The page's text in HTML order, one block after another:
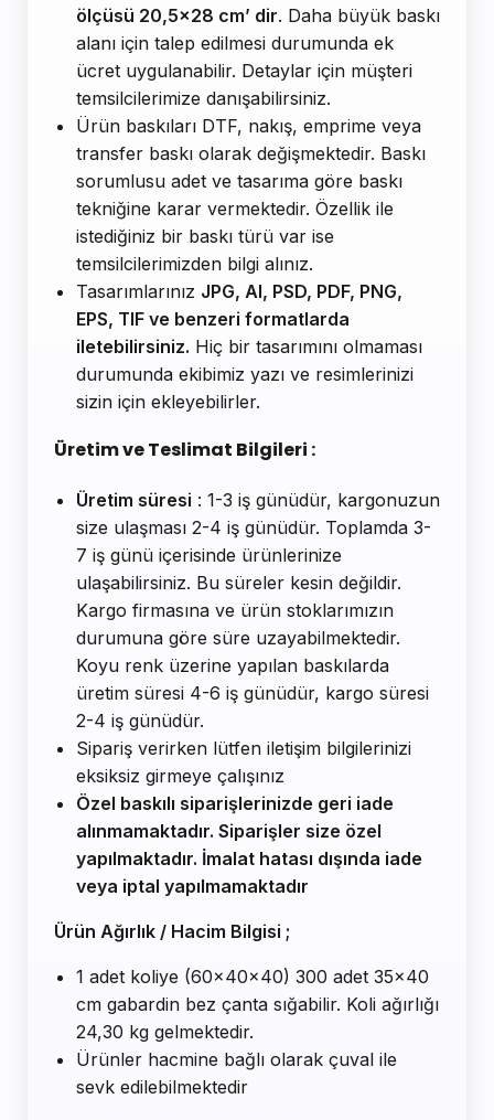
ölçüsü 20,5x28 cm’ dir. Daha büyük baskı
alanı için talep edilmesi durumunda ek
ücret uygulanabilir. Detaylar için müşteri
temsilcilerimize danışabilirsiniz.
Ürün baskıları DTF, nakış, emprime veya
transfer baskı olarak değişmektedir. Baskı
sorumlusu adet ve tasarıma göre baskı
tekniğine karar vermektedir. Özellik ile
istediğiniz bir baskı türü var ise
temsilcilerimizden bilgi alınız.
Tasarımlarınız JPG, AI, PSD, PDF, PNG,
EPS, TIF ve benzeri formatlarda
iletebilirsiniz. Hiç bir tasarımını olmaması
durumunda ekibimiz yazı ve resimlerinizi
sizin için ekleyebilirler.
Üretim ve Teslimat Bilgileri :
Üretim süresi : 1-3 iş günüdür, kargonuzun
size ulaşması 2-4 iş günüdür. Toplamda 3-
7 iş günü içerisinde ürünlerinize
ulaşabilirsiniz. Bu süreler kesin değildir.
Kargo firmasına ve ürün stoklarımızın
durumuna göre süre uzayabilmektedir.
Koyu renk üzerine yapılan baskılarda
üretim süresi 4-6 iş günüdür, kargo süresi
2-4 iş günüdür.
Sipariş verirken lütfen iletişim bilgilerinizi
eksiksiz girmeye çalışınız
Özel baskılı siparişlerinizde geri iade
alınmamaktadır. Siparişler size özel
yapılmaktadır. İmalat hatası dışında iade
veya iptal yapılmamaktadır
Ürün Ağırlık / Hacim Bilgisi ;
1 adet koliye (60x40x40) 300 adet 35x40
cm gabardin bez çanta sığabilir. Koli ağırlığı
24,30 kg gelmektedir.
Ürünler hacmine bağlı olarak çuval ile
sevk edilebilmektedir